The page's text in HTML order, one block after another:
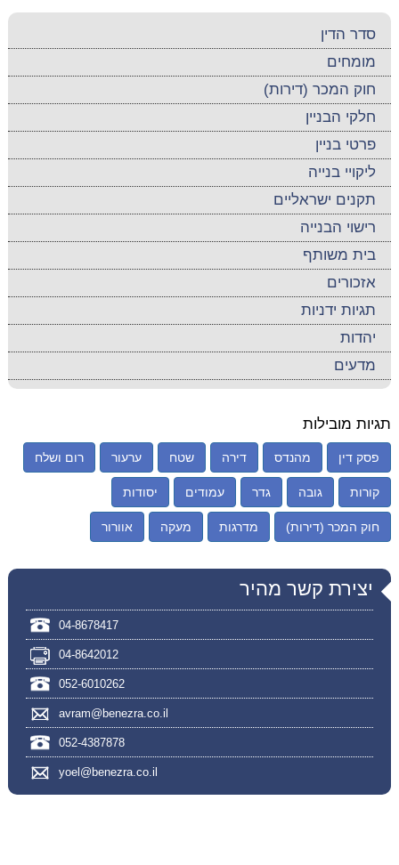
סדר הדין
מומחים
חוק המכר (דירות)
חלקי הבניין
פרטי בניין
ליקויי בנייה
תקנים ישראליים
רישוי הבנייה
בית משותף
אזכורים
תגיות ידניות
יהדות
מדעים
תגיות מובילות
פסק דין מהנדס דירה שטח ערעור רום ושלח
קורות גובה גדר עמודים יסודות
חוק המכר (דירות) מדרגות מעקה אוורור
יצירת קשר מהיר
04-8678417
04-8642012
052-6010262
avram@benezra.co.il
052-4387878
yoel@benezra.co.il